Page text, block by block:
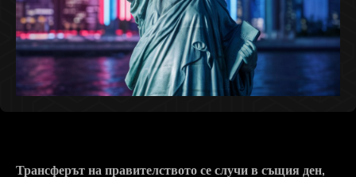
Трансферът на правителството се случи в същия ден,